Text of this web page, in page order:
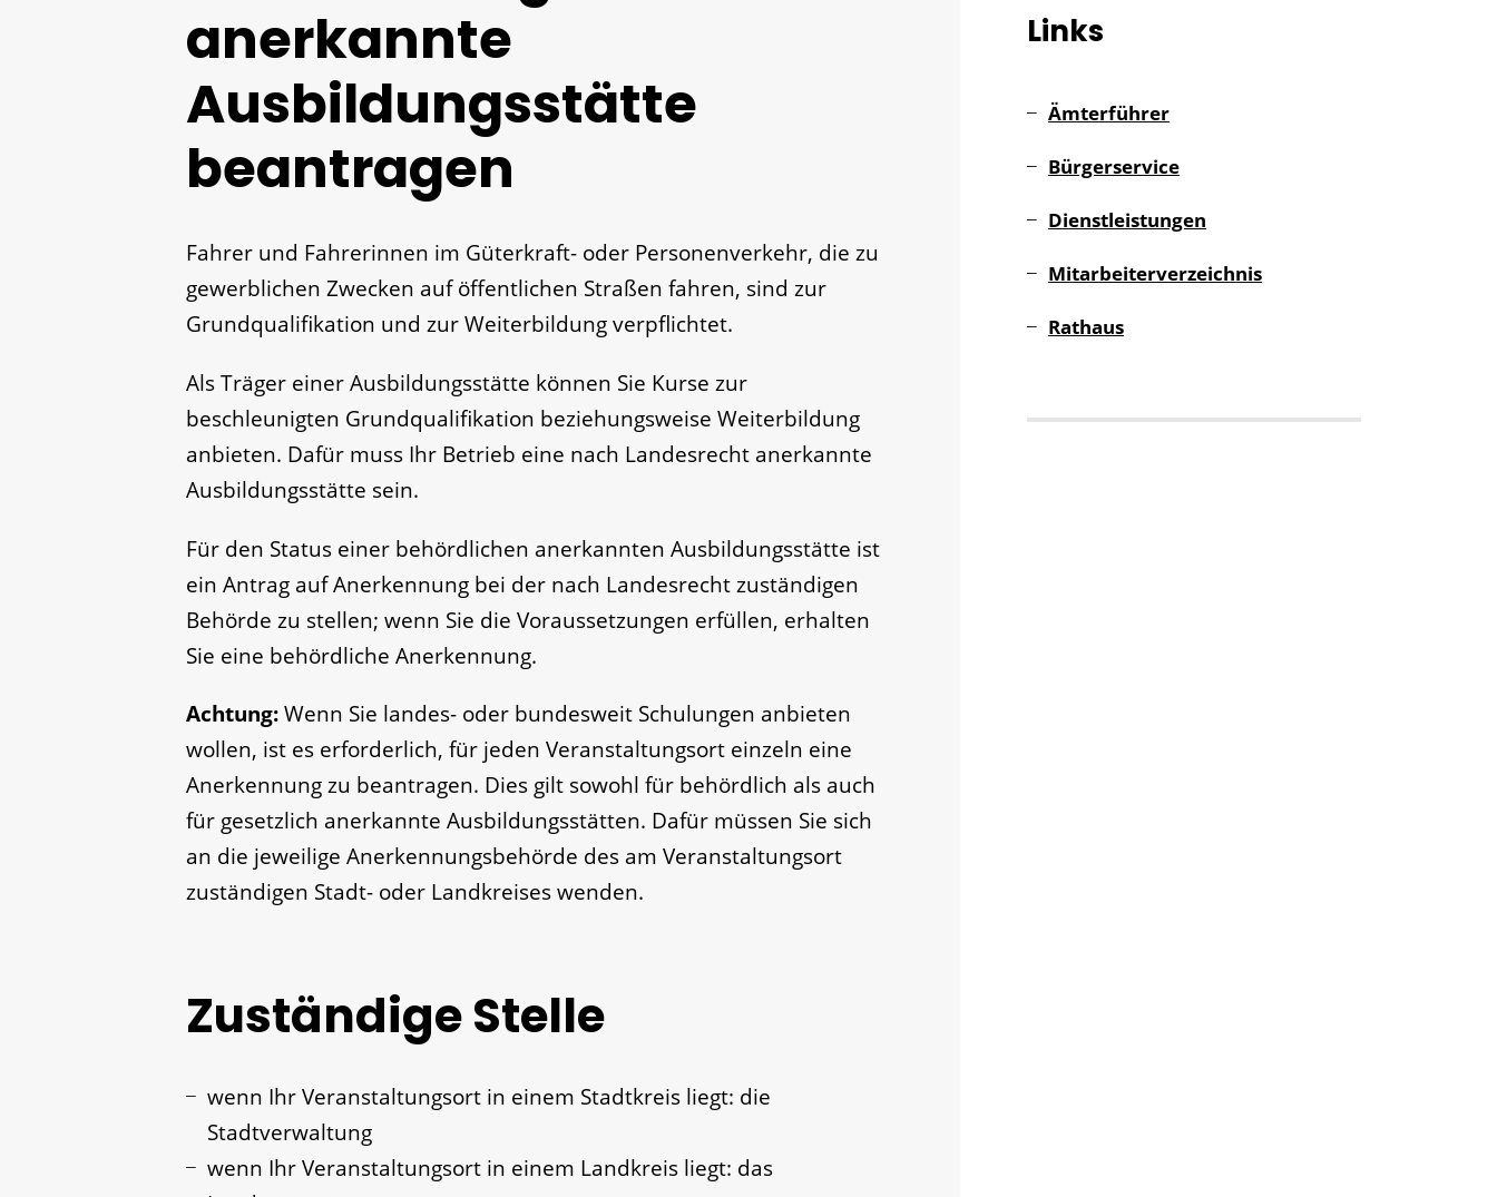
anerkannte
Ausbildungsstätte
beantragen
Fahrer und Fahrerinnen im Güterkraft- oder Personenverkehr, die zu
gewerblichen Zwecken auf öffentlichen Straßen fahren, sind zur
Grundqualifikation und zur Weiterbildung verpflichtet.
Als Träger einer Ausbildungsstätte können Sie Kurse zur
beschleunigten Grundqualifikation beziehungsweise Weiterbildung
anbieten. Dafür muss Ihr Betrieb eine nach Landesrecht anerkannte
Ausbildungsstätte sein.
Für den Status einer behördlichen anerkannten Ausbildungsstätte ist
ein Antrag auf Anerkennung bei der nach Landesrecht zuständigen
Behörde zu stellen; wenn Sie die Voraussetzungen erfüllen, erhalten
Sie eine behördliche Anerkennung.
Achtung:Wenn Sie landes- oder bundesweit Schulungen anbieten
wollen, ist es erforderlich, für jeden Veranstaltungsort einzeln eine
Anerkennung zu beantragen. Dies gilt sowohl für behördlich als auch
für gesetzlich anerkannte Ausbildungsstätten. Dafür müssen Sie sich
an die jeweilige Anerkennungsbehörde des am Veranstaltungsort
zuständigen Stadt- oder Landkreises wenden.
Zuständige Stelle
wenn Ihr Veranstaltungsort in einem Stadtkreis liegt: die
Stadtverwaltung
wenn Ihr Veranstaltungsort in einem Landkreis liegt: das
Links
Ämterführer
Bürgerservice
Dienstleistungen
Mitarbeiterverzeichnis
Rathaus